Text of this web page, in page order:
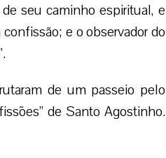
seu caminho espiritual, e
e o observador do
de um passeio pelo
de Santo Agostinho.